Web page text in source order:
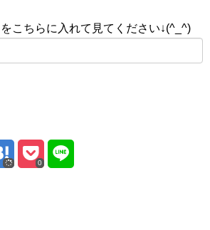
こちらに入れて見てください↓(^_^)
0